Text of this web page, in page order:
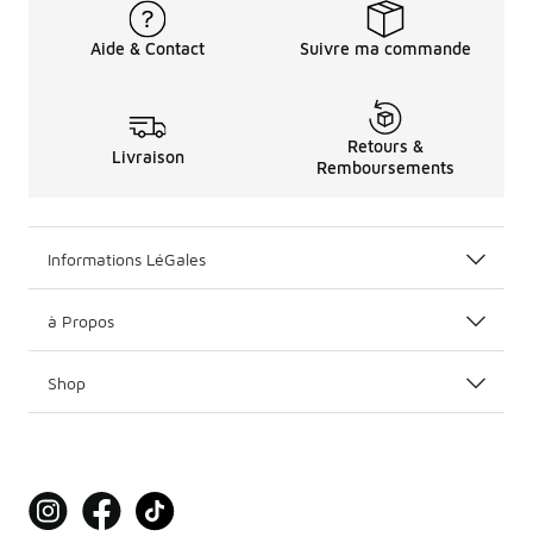
Aide & Contact Suivre ma commande
Livraison
Retours &
Remboursements
Informations LéGales
à Propos
Shop